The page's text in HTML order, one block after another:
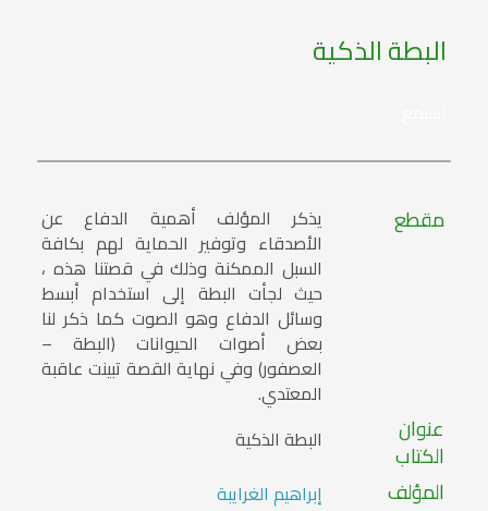
البطة الذكية
مقطع يذكر المؤلف أهمية الدفاع عن
الأصدقاء وتوفير الحماية لهم بكافة
السبل الممكنة وذلك في قصتنا هذه ،
حيث لجأت البطة إلى استخدام أبسط
وسائل الدفاع وهو الصوت كما ذكر لنا
بعض أصوات الحيوانات (البطة –
العصفور) وفي نهاية القصة تبينت عاقبة
المعتدي.
عنوان
الكتاب البطة الذكية
المؤلف إبراهيم الغرايبة